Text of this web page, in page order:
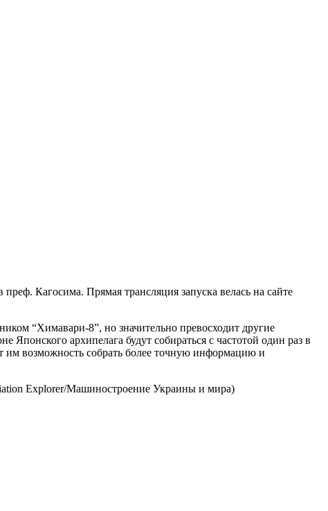
Кагосима. Прямая трансляция запуска велась на сайте
“Химавари-8”, но значительно превосходит другие
архипелага будут собираться с частотой один раз в
им возможность собрать более точную информацию и
Explorer/Машиностроение Украины и мира)